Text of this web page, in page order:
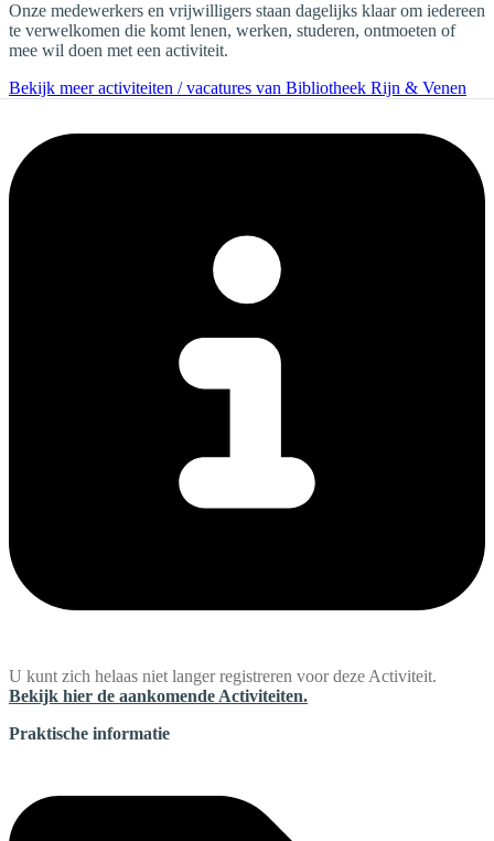
Onze medewerkers en vrijwilligers staan dagelijks klaar om iedereen
te verwelkomen die komt lenen, werken, studeren, ontmoeten of
mee wil doen met een activiteit.
Bekijk meer activiteiten / vacatures van Bibliotheek Rijn & Venen
U kunt zich helaas niet langer registreren voor deze Activiteit.
Bekijk hier de aankomende Activiteiten.
Praktische informatie